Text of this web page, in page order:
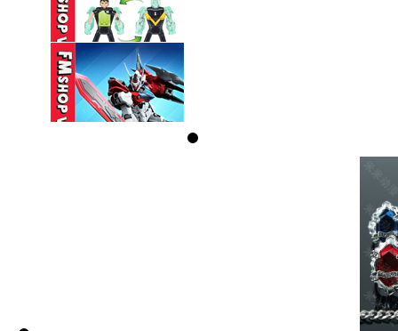
(NOBOX) HG 1/144
GUNDAM AERIAL ...
330,000 VND
(NOBOX) PLAYMATES
BEN 10 ...